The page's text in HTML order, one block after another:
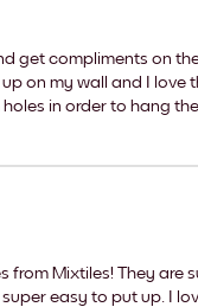
get compliments on
on my wall and I love
in order to hang
from Mixtiles! They are
easy to put up. I